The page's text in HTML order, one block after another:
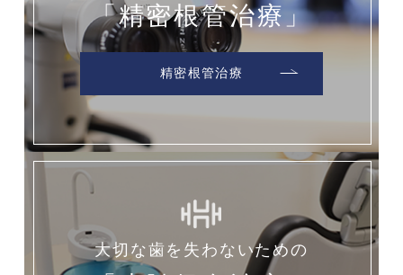
「精密根管治療」
精密根管治療
大切な歯を失わないための